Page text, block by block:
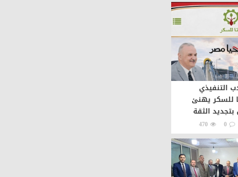
التنفيذي
للسكر يهنئ
بتجديد الثقة
0
470